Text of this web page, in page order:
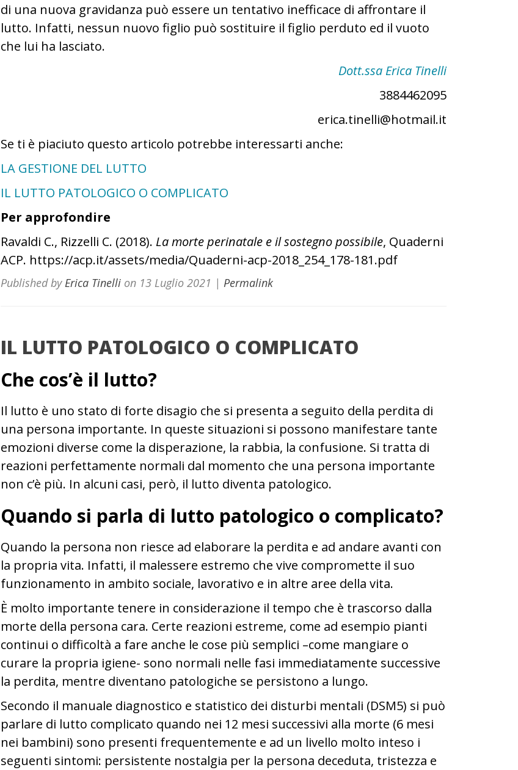
di una nuova gravidanza può essere un tentativo inefficace di affrontare il
lutto. Infatti, nessun nuovo figlio può sostituire il figlio perduto ed il vuoto
che lui ha lasciato.
Dott.ssa Erica Tinelli
3884462095
erica.tinelli@hotmail.it
Se ti è piaciuto questo articolo potrebbe interessarti anche:
LA GESTIONE DEL LUTTO
IL LUTTO PATOLOGICO O COMPLICATO
Per approfondire
Ravaldi C., Rizzelli C. (2018). La morte perinatale e il sostegno possibile, Quaderni
ACP. https://acp.it/assets/media/Quaderni-acp-2018_254_178-181.pdf
Published byErica Tinelli on 13 Luglio 2021 | Permalink
IL LUTTO PATOLOGICO O COMPLICATO
Che cos’è il lutto?
Il lutto è uno stato di forte disagio che si presenta a seguito della perdita di
una persona importante. In queste situazioni si possono manifestare tante
emozioni diverse come la disperazione, la rabbia, la confusione. Si tratta di
reazioni perfettamente normali dal momento che una persona importante
non c’è più. In alcuni casi, però, il lutto diventa patologico.
Quando si parla di lutto patologico o complicato?
Quando la persona non riesce ad elaborare la perdita e ad andare avanti con
la propria vita. Infatti, il malessere estremo che vive compromette il suo
funzionamento in ambito sociale, lavorativo e in altre aree della vita.
È molto importante tenere in considerazione il tempo che è trascorso dalla
morte della persona cara. Certe reazioni estreme, come ad esempio pianti
continui o difficoltà a fare anche le cose più semplici –come mangiare o
curare la propria igiene- sono normali nelle fasi immediatamente successive
la perdita, mentre diventano patologiche se persistono a lungo.
Secondo il manuale diagnostico e statistico dei disturbi mentali (DSM5) si può
parlare di lutto complicato quando nei 12 mesi successivi alla morte (6 mesi
nei bambini) sono presenti frequentemente e ad un livello molto inteso i
seguenti sintomi: persistente nostalgia per la persona deceduta, tristezza e